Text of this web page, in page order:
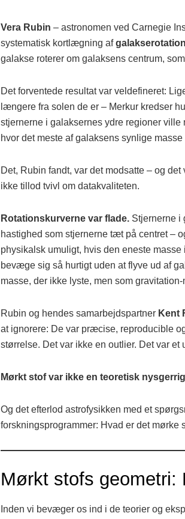
Vera Rubin – astronomen ved Carnegie
systematisk kortlægning af
galakse roterer om galaksens centrum,
Det forventede resultat var veldefineret:
længere fra solen de er – Merkur kredser
stjernerne i galaksernes ydre regioner
hvor det meste af galaksens synlige masse
Det, Rubin fandt, var det modsatte – og
ikke tillod tvivl om datakvaliteten.
Rotationskurverne var flade. Stjernerne i
hastighed som stjernerne tæt på centret –
physikalsk umuligt, hvis den eneste
bevæge sig så hurtigt uden at flyve ud af
masse, der ikke lyste, men som
Rubin og hendes samarbejdspartner Kent
at ignorere: De var præcise, reproducible
størrelse. Det var ikke en outlier. Det var
Mørkt stof var ikke en teoretisk
Og det efterlod astrofysikken med et
forskningsprogrammer: Hvad er det mørke
Mørkt stofs geometri:
Inden vi bevæger os ind i de teorier og